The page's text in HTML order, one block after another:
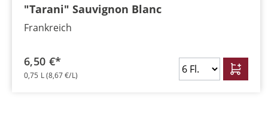
"Tarani" Sauvignon Blanc
Frankreich
6,50 €*
0,75 L(8,67 €/L)